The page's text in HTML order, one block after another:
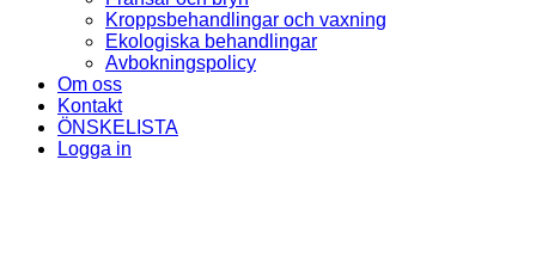
Kroppsbehandlingar och vaxning
Ekologiska behandlingar
Avbokningspolicy
Om oss
Kontakt
ÖNSKELISTA
Logga in